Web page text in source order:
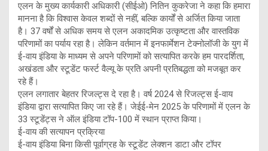
एलन के मुख्य कार्यकारी अधिकारी (सीईओ) नितिन कुकरेजा ने कहा कि हमारा
मानना है कि विश्वास केवल शब्दों से नहीं, बल्कि कार्यों से अर्जित किया जाता
है। 37 वर्षों से अधिक समय से एलन अकादमिक उत्कृष्टता और वास्तविक
परिणामों का पर्याय रहा है। लेकिन वर्तमान में इनफार्मेशन टेक्नोलॉजी के युग में
ई-वाय इंडिया के माध्यम से अपने परिणामों को सत्यापित करके हम पारदर्शिता,
अखंडता और स्टूडेंट फर्स्ट वैल्यू के प्रति अपनी प्रतिबद्धता को मजबूत कर
रहे हैं।
एलन लगातार बेहतर रिजल्ट्स दे रहा है। वर्ष 2024 से रिजल्ट्स ई-वाय
इंडिया द्वारा सत्यापित किए जा रहे हैं। जेईई-मेन 2025 के परिणामों में एलन के
33 स्टूडेंट्स ने ऑल इंडिया टॉप-100 में स्थान प्राप्त किया।
ई-वाय की सत्यापन प्रक्रिया
ई-वाय इंडिया बिना किसी पूर्वाग्रह के स्टूडेंट लेक्शन डाटा और टॉपर